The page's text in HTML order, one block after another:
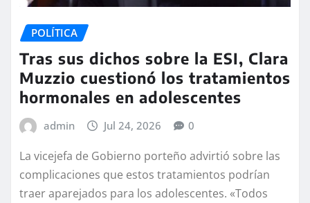
POLÍTICA
Tras sus dichos sobre la ESI, Clara
Muzzio cuestionó los tratamientos
hormonales en adolescentes
admin Jul 24, 2026 0
La vicejefa de Gobierno porteño advirtió sobre las
complicaciones que estos tratamientos podrían
traer aparejados para los adolescentes. «Todos